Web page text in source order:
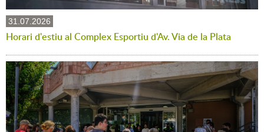
31.07.2026
Horari d'estiu al Complex Esportiu d'Av. Via de la Plata